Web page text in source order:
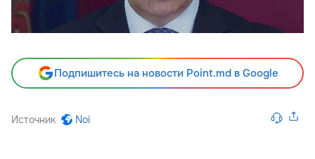
Подпишитесь на новости Point.md в Google
Источник Noi